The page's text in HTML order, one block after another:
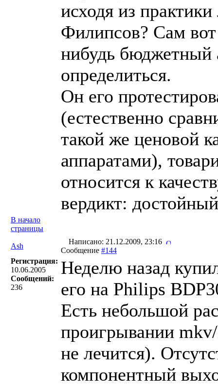
исходя из
Филипсов? Сам
нибудь бюджетный
определиться.
Он его
(естественно
такой же ценовой
аппаратами),
относится к
вердикт:
В начало
страницы
Ash
Написано: 21.12.2009, 23:16
Сообщение #144
Регистрация:
10.06.2005
Сообщений:
236
Неделю назад
его на Philips
Есть небольшой
проигрывании
не лечится).
компонентный